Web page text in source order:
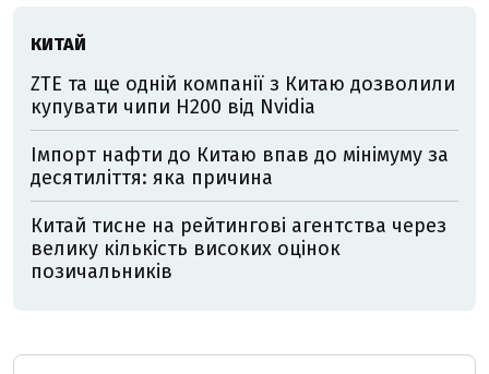
КИТАЙ
ZTE та ще одній компанії з Китаю дозволили
купувати чипи H200 від Nvidia
Імпорт нафти до Китаю впав до мінімуму за
десятиліття: яка причина
Китай тисне на рейтингові агентства через
велику кількість високих оцінок
позичальників